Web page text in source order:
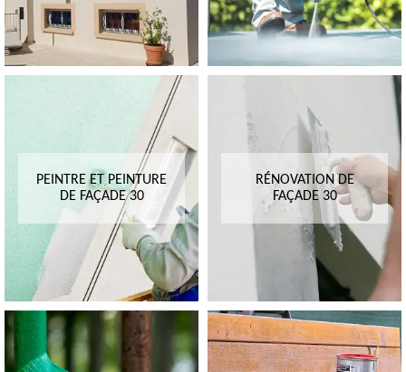
PEINTRE ET PEINTURE
DE FAÇADE 30
RÉNOVATION DE
FAÇADE 30